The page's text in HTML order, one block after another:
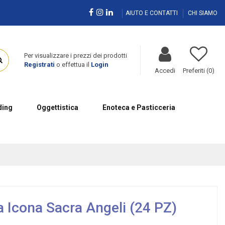
AIUTO E CONTATTI CHI SIAMO
Per visualizzare i prezzi dei prodotti
Registrati o effettua il Login
Accedi Preferiti (0)
Oggettistica Enoteca e Pasticceria
Sacra Angeli (24 PZ)